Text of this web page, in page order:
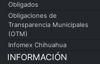
Obligados
Obligaciones de
Transparencia Municipales
(OTM)
Infomex Chihuahua
INFORMACIÓN